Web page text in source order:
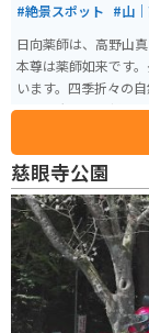
#絶景スポット #山
日向薬師は、高野山
本尊は薬師如来です
います。四季折々の
われる大祭や、新年
ます。山の中森の中
仏像が沢山あり、国
慈眼寺公園